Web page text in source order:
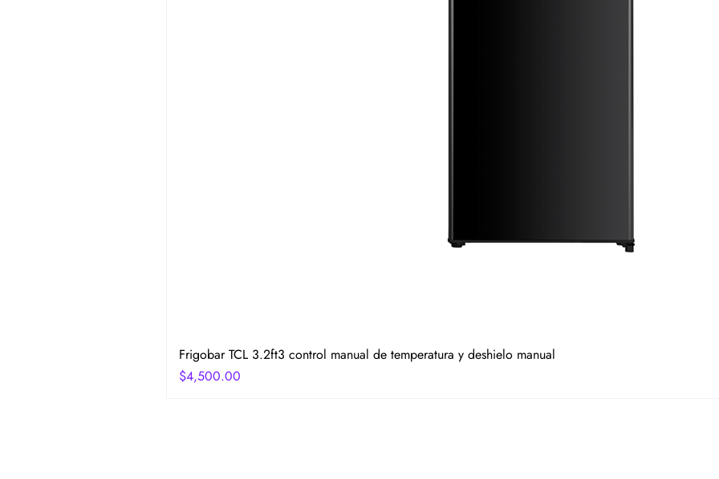
Frigobar TCL 3.2ft3 control manual de temperatura y deshielo manual
Precio
$4,500.00